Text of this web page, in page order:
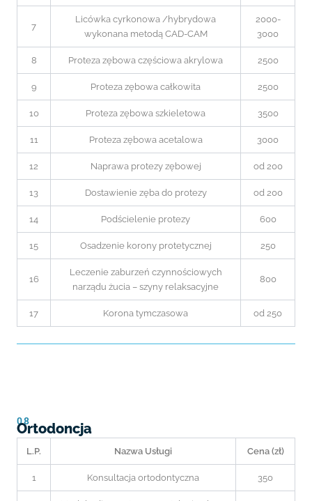
7
Licówka cyrkonowa /hybrydowa
wykonana metodą CAD-CAM
2000-
3000
8 Proteza zębowa częściowa akrylowa 2500
9 Proteza zębowa całkowita 2500
10 Proteza zębowa szkieletowa 3500
11 Proteza zębowa acetalowa 3000
12 Naprawa protezy zębowej od 200
13 Dostawienie zęba do protezy od 200
14 Podścielenie protezy 600
15 Osadzenie korony protetycznej 250
16
Leczenie zaburzeń czynnościowych
narządu żucia – szyny relaksacyjne
800
17 Korona tymczasowa od 250
08
Ortodoncja
L.P. Nazwa Usługi Cena (zł)
1 Konsultacja ortodontyczna 350